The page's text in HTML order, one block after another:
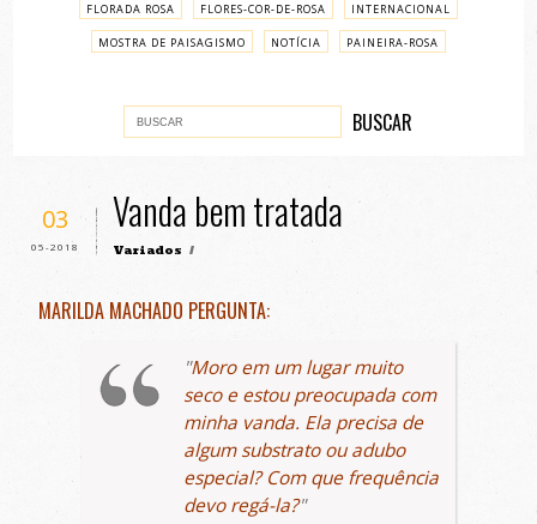
FLORADA ROSA FLORES-COR-DE-ROSA INTERNACIONAL
MOSTRA DE PAISAGISMO NOTÍCIA PAINEIRA-ROSA
03
05-2018
Vanda bem tratada
Variados /
MARILDA MACHADO PERGUNTA:
Moro em um lugar muito
seco e estou preocupada com
minha vanda. Ela precisa de
algum substrato ou adubo
especial? Com que frequência
devo regá-la?